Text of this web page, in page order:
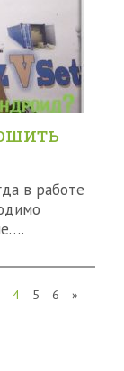
в работе
4 5 6 »